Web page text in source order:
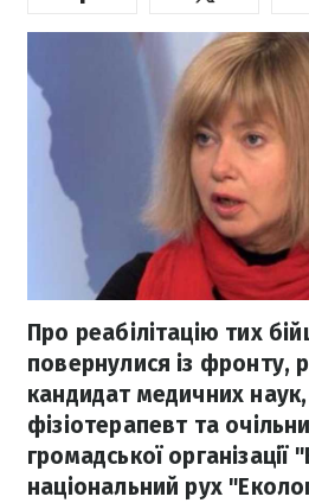
Про реабілітацію тих
повернулися із фронту,
кандидат медичних наук,
фізіотерапевт та
громадської
національний рух